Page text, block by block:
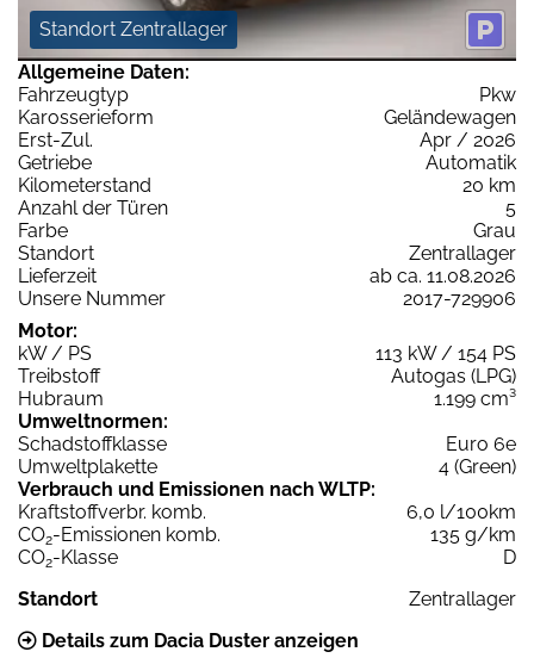
Standort Zentrallager
Allgemeine Daten:
Fahrzeugtyp
Pkw
Karosserieform
Geländewagen
Erst-Zul.
Apr / 2026
Getriebe
Automatik
Kilometerstand
20 km
Anzahl der Türen
5
Farbe
Grau
Standort
Zentrallager
Lieferzeit
ab ca. 11.08.2026
Unsere Nummer
2017-729906
Motor:
kW / PS
113 kW / 154 PS
Treibstoff
Autogas (LPG)
Hubraum
1.199 cm³
Umweltnormen:
Schadstoffklasse
Euro 6e
Umweltplakette
4 (Green)
Verbrauch und Emissionen nach WLTP:
Kraftstoffverbr. komb.
6,0 l/100km
CO2-Emissionen komb.
135 g/km
CO2-Klasse
D
Standort
Zentrallager
Details zum Dacia Duster anzeigen